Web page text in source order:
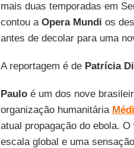
mais duas temporadas em
contou a Opera Mundi os
antes de decolar para uma
A reportagem é de Patrícia
Pauloé um dos nove
organização humanitária
atual propagação do ebola.
escala global e uma